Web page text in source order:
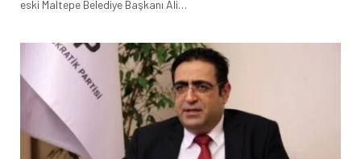
eski Maltepe Belediye Başkanı Ali…